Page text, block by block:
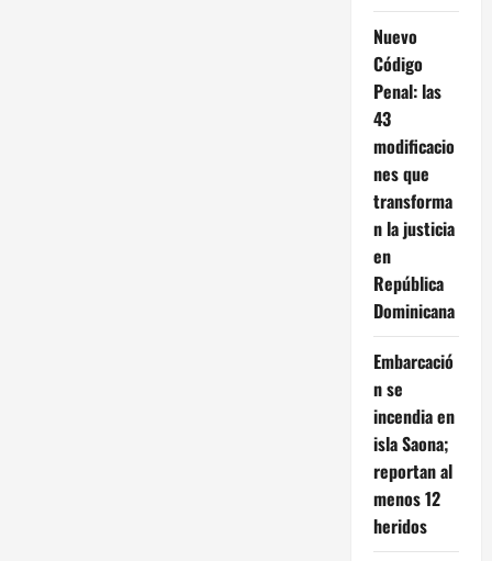
Nuevo
Código
Penal: las
43
modificacio
nes que
transforma
n la justicia
en
República
Dominicana
Embarcació
n se
incendia en
isla Saona;
reportan al
menos 12
heridos